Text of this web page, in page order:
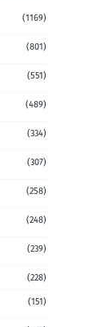
(1169)
(801)
(551)
(489)
(334)
(307)
(258)
(248)
(239)
(228)
(151)